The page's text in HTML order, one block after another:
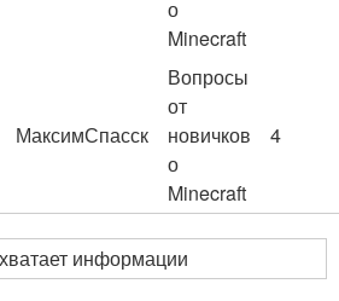
о
Minecraft
МаксимСпасск
Вопросы
от
новичков
о
Minecraft
4
информации